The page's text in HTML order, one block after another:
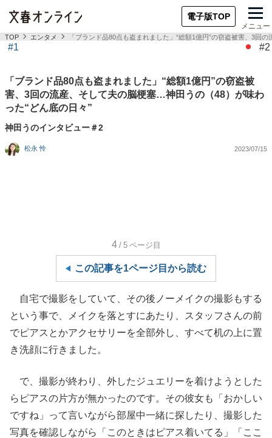
電子版TOP
メニュー
TOP エンタメ 「ブランド品80点も盗まれました」“総額1億円”の窃盗被害、3回
#1 #2
「ブランド品80点も盗まれました」“総額1億円”の窃盗被
害、3回の流産、そして夫の脳梗塞…神田うの（48）が味わ
った“どん底の日々”
神田うのインタビュー＃2
松永 怜 2023/07/15
4 /5 ページ目
この記事を1ページ目から読む
自宅で撮影をしていて、その後ノーメイクの撮影もする
という事で、メイクを落とすにあたり、スタッフさんの前
でピアスとかアクセサリーを全部外し、すべて机の上に置
き洗顔に行きました。
で、撮影が終わり、外したジュエリーを着けようとした
らピアスの片方が無かったのです。その彼女も「おかしい
ですね」って言いながら部屋中一緒に探したり、撮影した
写真を確認しながら「このときはピアス着いてる」「ここ